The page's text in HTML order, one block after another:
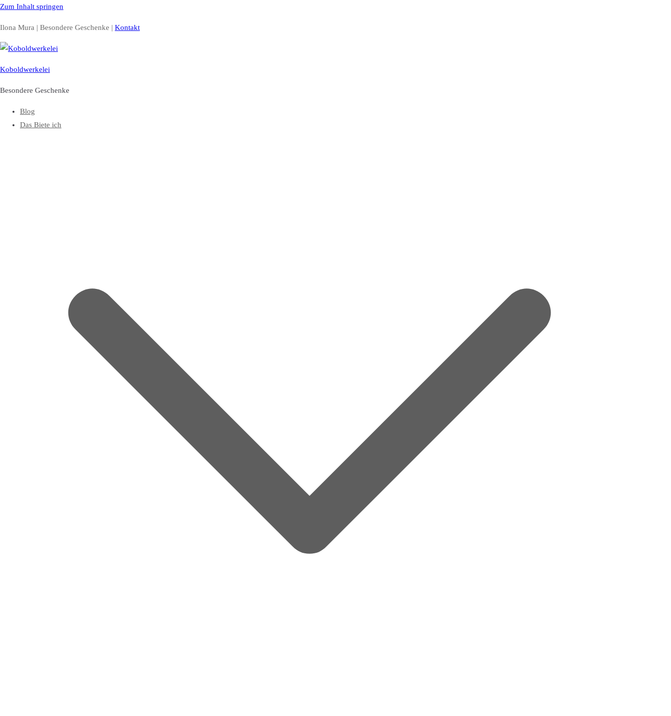
Zum Inhalt springen
Ilona Mura | Besondere Geschenke | Kontakt
Koboldwerkelei
Besondere Geschenke
Blog
Das Biete ich